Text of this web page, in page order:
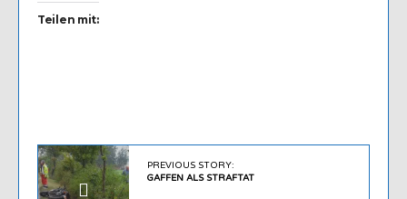
Teilen mit:
PREVIOUS STORY:
GAFFEN ALS STRAFTAT